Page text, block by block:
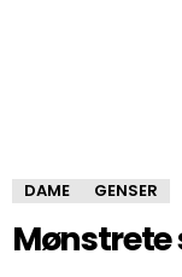
DAME GENSER
Mønstrete